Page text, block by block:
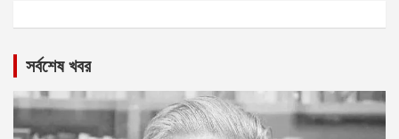
সর্বশেষ খবর